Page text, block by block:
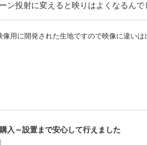
ン投射に変えると映りはよくなるんで
像用に開発された生地ですので映像に違
購入～設置まで安心して行えました